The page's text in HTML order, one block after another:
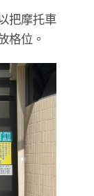
把摩托車
格位。